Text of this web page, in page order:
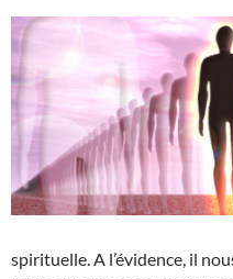
spirituelle. A l’évidence, il